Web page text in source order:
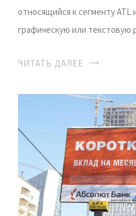
относящийся к сегменту
графическую или
ЧИТАТЬ ДАЛЕЕ